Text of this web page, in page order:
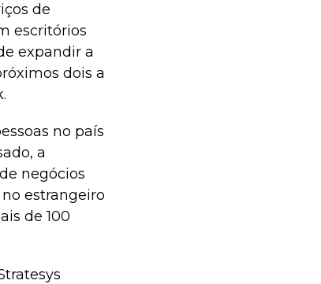
de
escritórios
expandir a
dois a
no país
a
negócios
estrangeiro
de 100